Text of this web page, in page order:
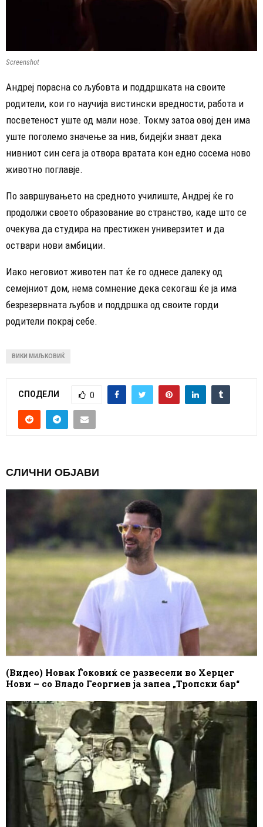
Screenshot
Андреј порасна со љубовта и поддршката на своите
родители, кои го научија вистински вредности, работа и
посветеност уште од мали нозе. Токму затоа овој ден има
уште поголемо значење за нив, бидејќи знаат дека
нивниот син сега ја отвора вратата кон едно сосема ново
животно поглавје.
По завршувањето на средното училиште, Андреј ќе го
продолжи своето образование во странство, каде што се
очекува да студира на престижен универзитет и да
оствари нови амбиции.
Иако неговиот животен пат ќе го однесе далеку од
семејниот дом, нема сомнение дека секогаш ќе ја има
безрезервната љубов и поддршка од своите горди
родители покрај себе.
ВИКИ МИЉКОВИЌ
СПОДЕЛИ 0
СЛИЧНИ ОБЈАВИ
(Видео) Новак Ѓоковиќ се развесели во Херцег
Нови – со Владо Георгиев ја запеа „Тропски бар“